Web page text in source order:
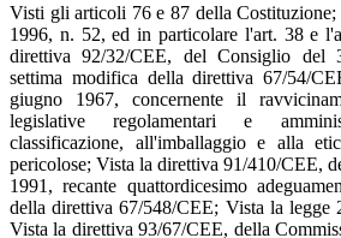
Visti gli articoli 76 e 87 della
1996, n. 52, ed in particolare l'art. 38 e
direttiva 92/32/CEE, del Consiglio del
settima modifica della direttiva 67/54/
giugno 1967, concernente il
legislative regolamentari e
classificazione, all'imballaggio e alla
pericolose; Vista la direttiva 91/410/CEE,
1991, recante quattordicesimo
della direttiva 67/548/CEE; Vista la legge
Vista la direttiva 93/67/CEE, della